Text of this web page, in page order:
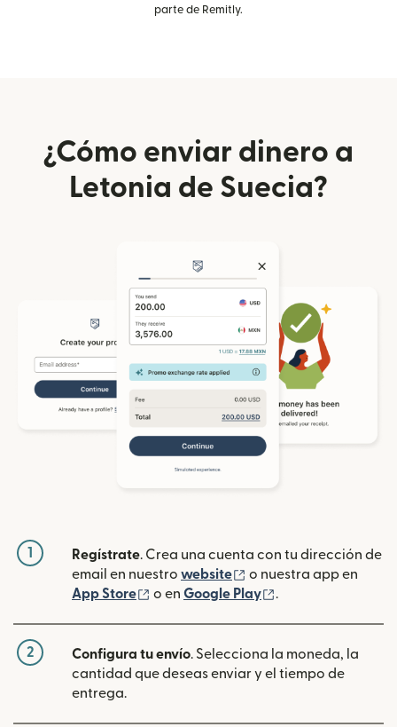
parte de Remitly.
¿Cómo enviar dinero a
Letonia de Suecia?
1 Regístrate. Crea una cuenta con tu dirección de
email en nuestro website (se abre en una
o nuestra app en
App Store
(se abre en una ventana nueva)
o en Google Play .
2 Configura tu envío. Selecciona la moneda, la
cantidad que deseas enviar y el tiempo de
entrega.